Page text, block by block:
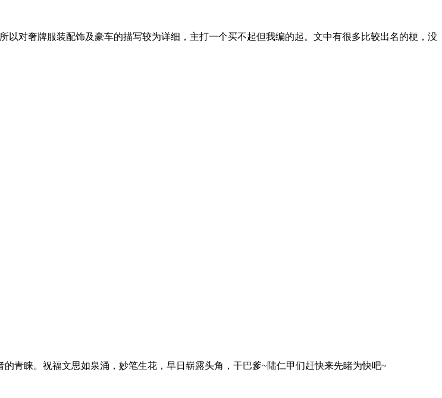
对奢牌服装配饰及豪车的描写较为详细，主打一个买不起但我编的起。文中有很多比较出名的梗，没
青睐。祝福文思如泉涌，妙笔生花，早日崭露头角，干巴爹~陆仁甲们赶快来先睹为快吧~